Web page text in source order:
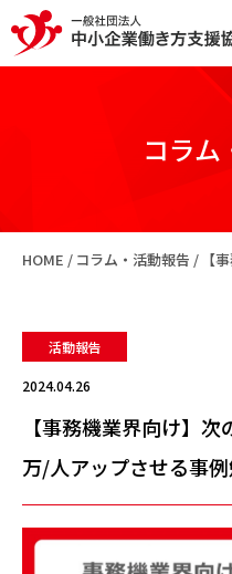
コラム
HOME コラム・活動報告
活動報告
2024.04.26
【事務機業界向け】
万/人アップさせる事